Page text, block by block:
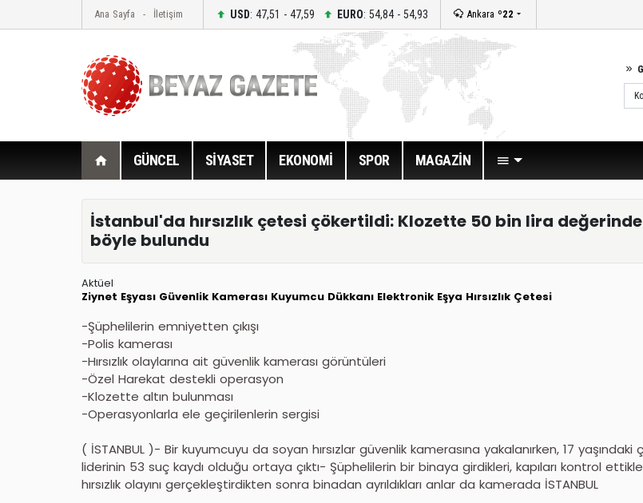
Ana Sayfa İletişim USD: 47,51 - 47,59 EURO: 54,84 - 54,93 Ankara º22
GÜNCEL SİYASET EKONOMİ SPOR MAGAZİN
İstanbul'da hırsızlık çetesi çökertildi: Klozette 50 bin lira
böyle bulundu
Aktüel
Ziynet Eşyası Güvenlik Kamerası Kuyumcu Dükkanı Elektronik Eşya Hırsızlık Çetesi
-Şüphelilerin emniyetten çıkışı
-Polis kamerası
-Hırsızlık olaylarına ait güvenlik kamerası görüntüleri
-Özel Harekat destekli operasyon
-Klozette altın bulunması
-Operasyonlarla ele geçirilenlerin sergisi
( İSTANBUL )- Bir kuyumcuyu da soyan hırsızlar güvenlik kamerasına yakalanırken, 17 yaşındaki
liderinin 53 suç kaydı olduğu ortaya çıktı- Şüphelilerin bir binaya girdikleri, kapıları kontrol
hırsızlık olayını gerçekleştirdikten sonra binadan ayrıldıkları anlar da kamerada İSTANBUL